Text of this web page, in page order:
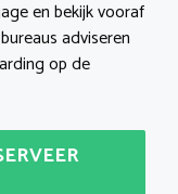
en bekijk vooraf
adviseren
op de